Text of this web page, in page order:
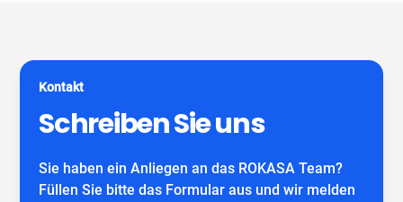
für Schlauchliner. Wir beraten Sie kostenfrei und
individuell nach Ihrem Bedürfnis.
Wir freuen uns auf Ihren Anruf!
Kontakt
Schreiben Sie uns
Sie haben ein Anliegen an das ROKASA Team?
Füllen Sie bitte das Formular aus und wir melden